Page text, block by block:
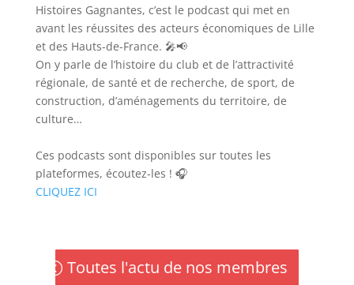
Histoires Gagnantes, c’est le podcast qui met en
avant les réussites des acteurs économiques de Lille
et des Hauts-de-France. 🎤📢
On y parle de l’histoire du club et de l’attractivité
régionale, de santé et de recherche, de sport, de
construction, d’aménagements du territoire, de
culture…
Ces podcasts sont disponibles sur toutes les
plateformes, écoutez-les ! 🎧
CLIQUEZ ICI
Toutes l'actu de nos membres